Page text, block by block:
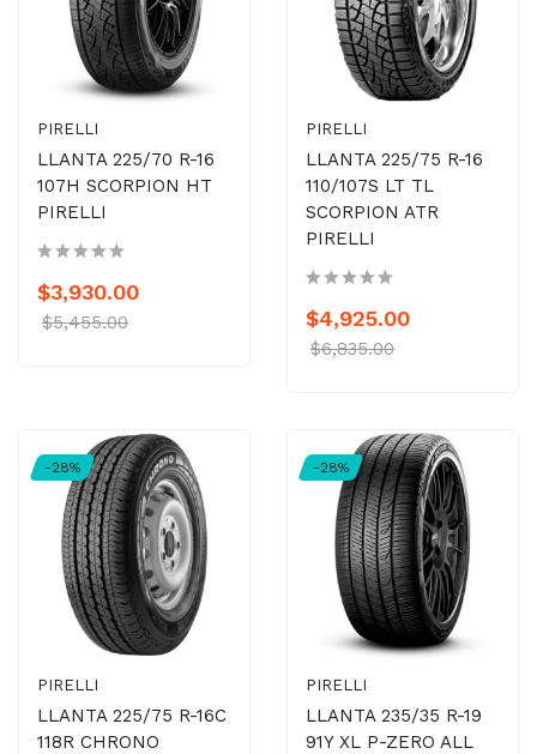
PIRELLI
LLANTA 225/70 R-16
107H SCORPION HT
PIRELLI
$3,930.00
$5,455.00
PIRELLI
LLANTA 225/75 R-16
110/107S LT TL
SCORPION ATR
PIRELLI
$4,925.00
$6,835.00
-28%
PIRELLI
LLANTA 225/75 R-16C
118R CHRONO
-28%
PIRELLI
LLANTA 235/35 R-19
91Y XL P-ZERO ALL